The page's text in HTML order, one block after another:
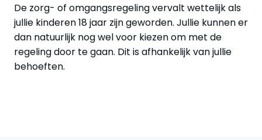
De zorg- of omgangsregeling vervalt wettelijk als
jullie kinderen 18 jaar zijn geworden. Jullie kunnen er
dan natuurlijk nog wel voor kiezen om met de
regeling door te gaan. Dit is afhankelijk van jullie
behoeften.